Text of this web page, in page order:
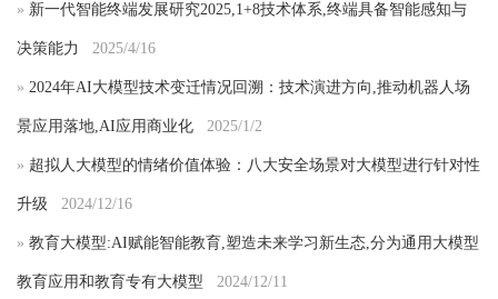
» 新一代智能终端发展研究2025,1+8技术体系,终端具备智能感知与
决策能力 2025/4/16
» 2024年AI大模型技术变迁情况回溯：技术演进方向,推动机器人场
景应用落地,AI应用商业化 2025/1/2
» 超拟人大模型的情绪价值体验：八大安全场景对大模型进行针对性
升级 2024/12/16
» 教育大模型:AI赋能智能教育,塑造未来学习新生态,分为通用大模型
教育应用和教育专有大模型 2024/12/11